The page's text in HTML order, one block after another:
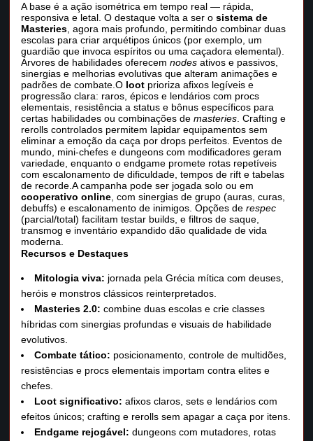
A base é a ação isométrica em tempo real — rápida,
responsiva e letal. O destaque volta a ser osistema de
Masteries , agora mais profundo, permitindo combinar duas
escolas para criar arquétipos únicos (por exemplo, um
guardião que invoca espíritos ou uma caçadora elemental).
Árvores de habilidades oferecemnodes ativos e passivos,
sinergias e melhorias evolutivas que alteram animações e
padrões de combate.O loot prioriza afixos legíveis e
progressão clara: raros, épicos e lendários com procs
elementais, resistência a status e bônus específicos para
certas habilidades ou combinações demasteries . Crafting e
rerolls controlados permitem lapidar equipamentos sem
eliminar a emoção da caça por drops perfeitos. Eventos de
mundo, mini-chefes e dungeons com modificadores geram
variedade, enquanto o endgame promete rotas repetíveis
com escalonamento de dificuldade, tempos de rift e tabelas
de recorde.A campanha pode ser jogada solo ou em
cooperativo online , com sinergias de grupo (auras, curas,
debuffs) e escalonamento de inimigos. Opções derespec
(parcial/total) facilitam testar builds, e filtros de saque,
transmog e inventário expandido dão qualidade de vida
moderna.
Recursos e Destaques
Mitologia viva: jornada pela Grécia mítica com deuses,
heróis e monstros clássicos reinterpretados.
Masteries 2.0: combine duas escolas e crie classes
híbridas com sinergias profundas e visuais de habilidade
evolutivos.
Combate tático: posicionamento, controle de multidões,
resistências e procs elementais importam contra elites e
chefes.
Loot significativo: afixos claros, sets e lendários com
efeitos únicos; crafting e rerolls sem apagar a caça por itens.
Endgame rejogável: dungeons com mutadores, rotas